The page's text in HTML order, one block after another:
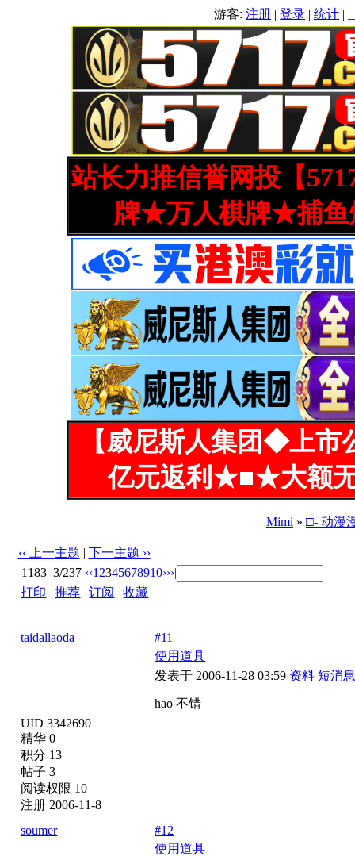
游客: 注册 | 登录 | 统计 |
站长力推信誉网投【
牌★万人棋牌★捕鱼
【威尼斯人集团◆上
亿元返利★■★大额
Mimi » □- 动漫
‹‹ 上一主题 | 下一主题 ››
1183 3/237 ‹‹1 2345678910›››|
打印 |推荐 |订阅 |收藏
taidallaoda
UID 3342690
精华 0
积分 13
帖子 3
阅读权限 10
注册 2006-11-8
#11
使用道具
发表于 2006-11-28 03:59 资料 短消
hao 不错
soumer
#12
使用道具